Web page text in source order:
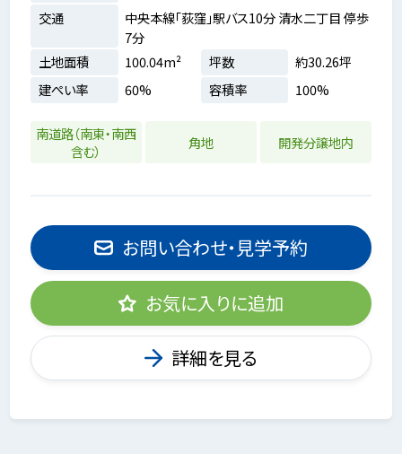
交通
中央本線「荻窪」駅バス10分 清水二丁目 停歩
7分
土地面積
100.04m² 坪数
約30.26坪
建ぺい率
60% 容積率 100%
南道路（南東・南西
含む）
角地 開発分譲地内
お問い合わせ・見学予約
お気に入りに追加
詳細を見る